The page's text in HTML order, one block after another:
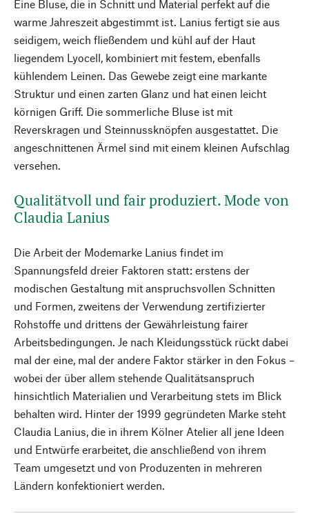
Eine Bluse, die in Schnitt und Material perfekt auf die
warme Jahreszeit abgestimmt ist. Lanius fertigt sie aus
seidigem, weich fließendem und kühl auf der Haut
liegendem Lyocell, kombiniert mit festem, ebenfalls
kühlendem Leinen. Das Gewebe zeigt eine markante
Struktur und einen zarten Glanz und hat einen leicht
körnigen Griff. Die sommerliche Bluse ist mit
Reverskragen und Steinnussknöpfen ausgestattet. Die
angeschnittenen Ärmel sind mit einem kleinen Aufschlag
versehen.
Qualitätvoll und fair produziert. Mode von
Claudia Lanius
Die Arbeit der Modemarke Lanius findet im
Spannungsfeld dreier Faktoren statt: erstens der
modischen Gestaltung mit anspruchsvollen Schnitten
und Formen, zweitens der Verwendung zertifizierter
Rohstoffe und drittens der Gewährleistung fairer
Arbeitsbedingungen. Je nach Kleidungsstück rückt dabei
mal der eine, mal der andere Faktor stärker in den Fokus –
wobei der über allem stehende Qualitätsanspruch
hinsichtlich Materialien und Verarbeitung stets im Blick
behalten wird. Hinter der 1999 gegründeten Marke steht
Claudia Lanius, die in ihrem Kölner Atelier all jene Ideen
und Entwürfe erarbeitet, die anschließend von ihrem
Team umgesetzt und von Produzenten in mehreren
Ländern konfektioniert werden.